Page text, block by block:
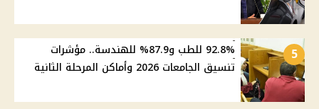
5
92.8% للطب و87.9% للهندسة.. مؤشرات
تنسيق الجامعات 2026 وأماكن المرحلة الثانية